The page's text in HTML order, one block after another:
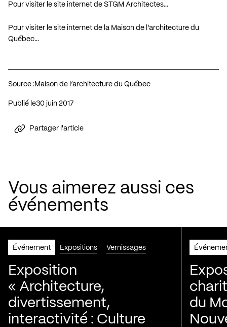
Pour visiter le site internet de STGM Architectes…
Pour visiter le site internet de la Maison de l’architecture du
Québec…
Source :Maison de l’architecture du Québec
Publié le 30 juin 2017
Partager l'article
Vous aimerez aussi ces
événements
Événement Expositions Vernissages
Exposition
« Architecture,
divertissement,
interactivité : Culture
du